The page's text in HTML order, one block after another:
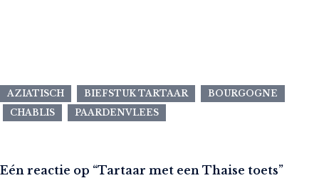
AZIATISCH BIEFSTUK TARTAAR
BOURGOGNE
CHABLIS
PAARDENVLEES
Eén reactie op “Tartaar met een Thaise toets”